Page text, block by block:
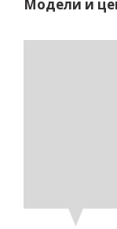
Модели и